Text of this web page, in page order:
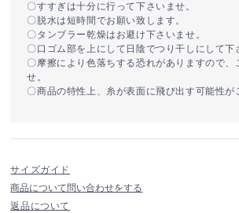
〇すすぎは十分に行って下さいませ。
〇脱水は短時間でお願い致します。
〇タンブラー乾燥はお避け下さいませ。
〇口ゴム部を上にして日陰でつり干しにして下
〇摩擦により色落ちする恐れがありますので、
せ。
〇商品の特性上、糸が表面に飛び出す可能性が
サイズガイド
商品について問い合わせをする
返品について